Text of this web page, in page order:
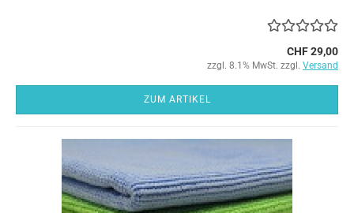
CHF 29,00
zzgl. 8.1% MwSt. zzgl. Versand
ZUM ARTIKEL